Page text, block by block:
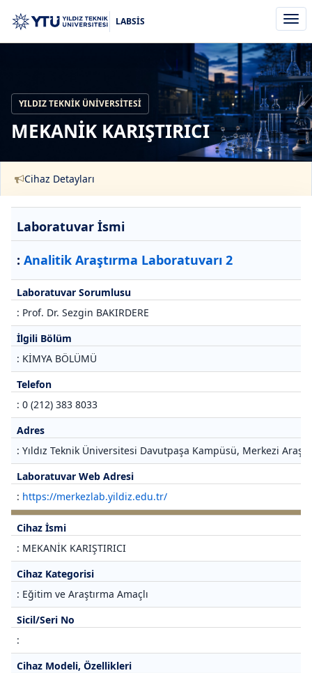
aç/
LABSİS
YILDIZ TEKNIK ÜNIVERSITESI
MEKANİK KARIŞTIRICI
Cihaz Detayları
Laboratuvar İsmi
: Analitik Araştırma Laboratuvarı 2
Laboratuvar Sorumlusu
: Prof. Dr. Sezgin BAKIRDERE
İlgili Bölüm
: KİMYA BÖLÜMÜ
Telefon
: 0 (212) 383 8033
Adres
: Yıldız Teknik Üniversitesi Davutpaşa Kampüsü, Merkezi
Laboratuvar Web Adresi
: https://merkezlab.yildiz.edu.tr/
Cihaz İsmi
: MEKANİK KARIŞTIRICI
Cihaz Kategorisi
: Eğitim ve Araştırma Amaçlı
Sicil/Seri No
:
Cihaz Modeli, Özellikleri